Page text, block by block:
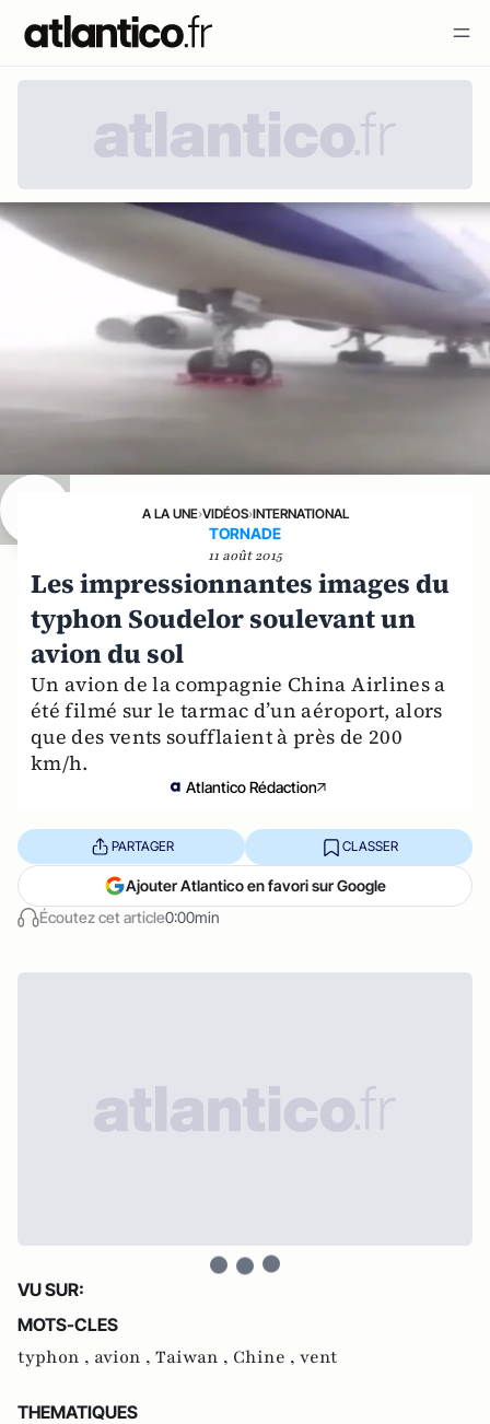
A LA UNE›VIDÉOS›INTERNATIONAL
TORNADE
11 août 2015
Les impressionnantes images du
typhon Soudelor soulevant un
avion du sol
Un avion de la compagnie China Airlines a
été filmé sur le tarmac d’un aéroport, alors
que des vents soufflaient à près de 200
km/h.
Atlantico Rédaction
Écoutez cet article0:00min
PARTAGER CLASSER
Ajouter Atlantico en favori sur Google
VU SUR:
MOTS-CLES
typhon , avion , Taiwan , Chine , vent
THEMATIQUES